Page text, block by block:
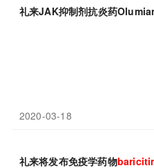
礼来JAK抑制剂抗炎药
2020-03-18
礼来将发布免疫学药物